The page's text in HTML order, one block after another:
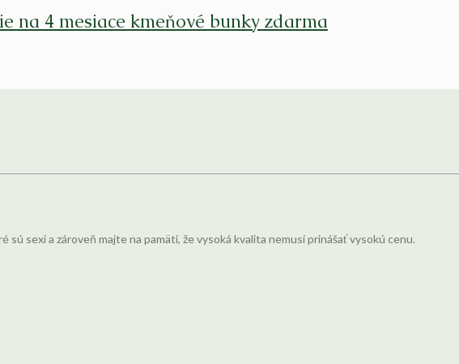
na 4 mesiace kmeňové bunky zdarma
sú sexi a zároveň majte na pamäti, že vysoká kvalita nemusí prinášať vysokú cenu.